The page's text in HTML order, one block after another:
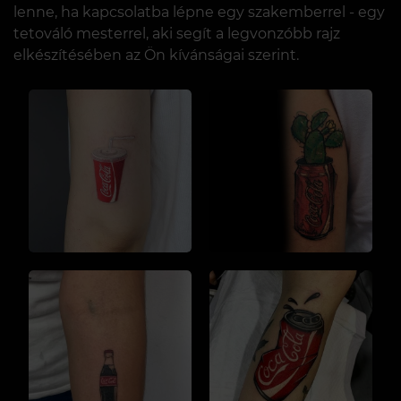
lenne, ha kapcsolatba lépne egy szakemberrel - egy
tetováló mesterrel, aki segít a legvonzóbb rajz
elkészítésében az Ön kívánságai szerint.